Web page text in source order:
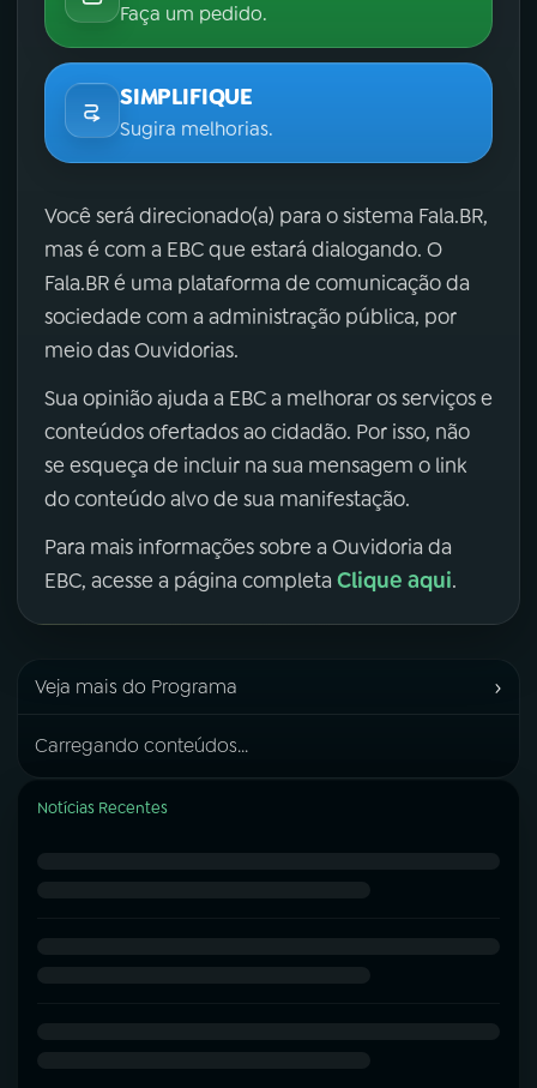
Faça um pedido.
SIMPLIFIQUE
Sugira melhorias.
Você será direcionado(a) para o sistema Fala.BR,
mas é com a EBC que estará dialogando. O
Fala.BR é uma plataforma de comunicação da
sociedade com a administração pública, por
meio das Ouvidorias.
Sua opinião ajuda a EBC a melhorar os serviços e
conteúdos ofertados ao cidadão. Por isso, não
se esqueça de incluir na sua mensagem o link
do conteúdo alvo de sua manifestação.
Para mais informações sobre a Ouvidoria da
EBC, acesse a página completa Clique aqui.
Veja mais do Programa ›
Carregando conteúdos...
Notícias Recentes